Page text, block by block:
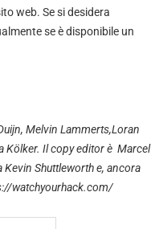
web. Se si desidera
se è disponibile un
Melvin Lammerts,Loran
Kölker. Il copy editor è Marcel
Kevin Shuttleworthe, ancora
watchyourhack.com/